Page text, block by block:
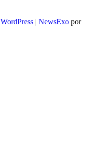
WordPress | NewsExo por